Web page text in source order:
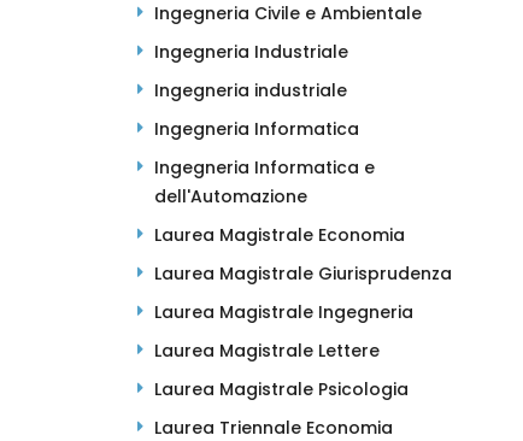
Ingegneria Civile e Ambientale
Ingegneria Industriale
Ingegneria industriale
Ingegneria Informatica
Ingegneria Informatica e
dell'Automazione
Laurea Magistrale Economia
Laurea Magistrale Giurisprudenza
Laurea Magistrale Ingegneria
Laurea Magistrale Lettere
Laurea Magistrale Psicologia
Laurea Triennale Economia